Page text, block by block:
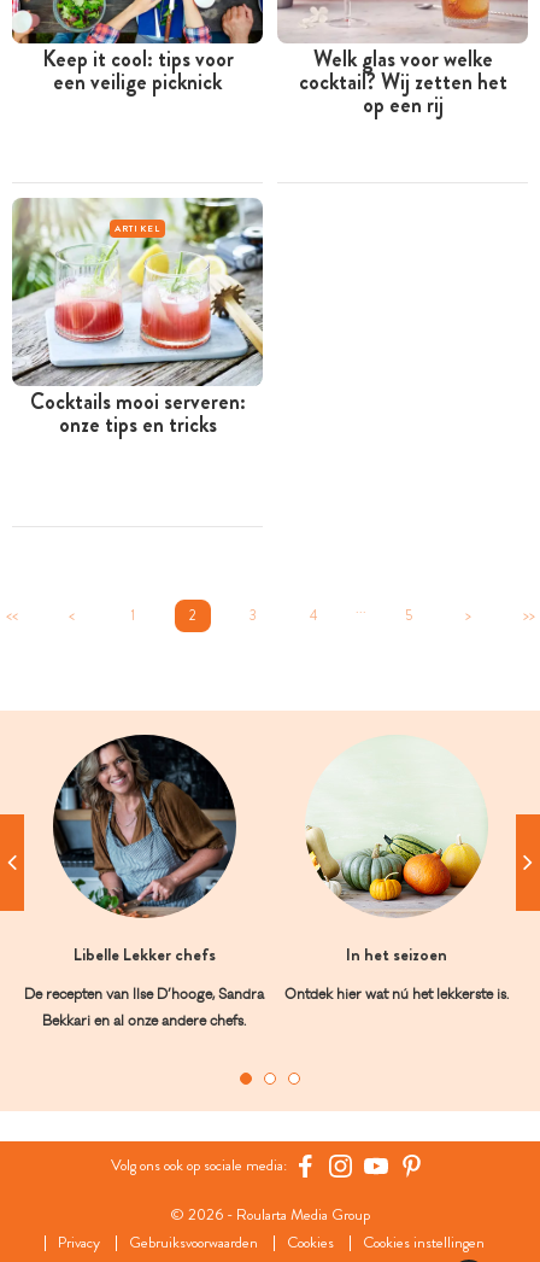
Keep it cool: tips voor
een veilige picknick
Welk glas voor welke
cocktail? Wij zetten het
op een rij
ARTIKEL
Cocktails mooi serveren:
onze tips en tricks
<< < 1 2 3 4 ... 5 > >>
Libelle Lekker chefs
De recepten van Ilse D’hooge, Sandra
Bekkari en al onze andere chefs.
In het seizoen
Ontdek hier wat nú het lekkerste is.
Volg ons ook op sociale media:
© 2026 - Roularta Media Group
Privacy
Gebruiksvoorwaarden Cookies Cookies instellingen